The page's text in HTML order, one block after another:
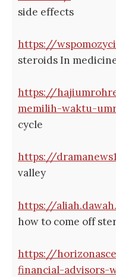
side effects
https://
steroids In
https://
memilih-waktu-
cycle
https://
valley
https://
how to come off
https://
financial-